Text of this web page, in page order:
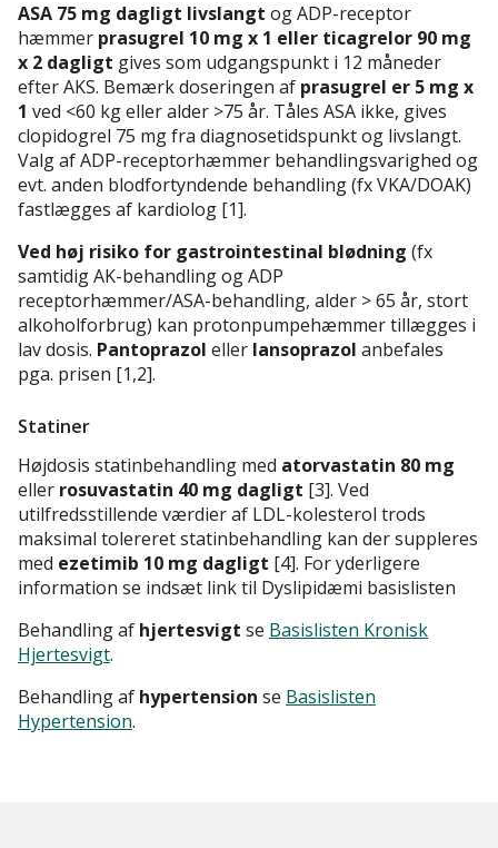
ASA 75 mg dagligt livslangt og ADP-receptor
hæmmer prasugrel 10 mg x 1 eller ticagrelor 90 mg
x 2 dagligt gives som udgangspunkt i 12 måneder
efter AKS. Bemærk doseringen af prasugrel er 5 mg x
1 ved <60 kg eller alder >75 år. Tåles ASA ikke, gives
clopidogrel 75 mg fra diagnosetidspunkt og livslangt.
Valg af ADP-receptorhæmmer behandlingsvarighed og
evt. anden blodfortyndende behandling (fx VKA/DOAK)
fastlægges af kardiolog [1].
Ved høj risiko for gastrointestinal blødning (fx
samtidig AK-behandling og ADP
receptorhæmmer/ASA-behandling, alder > 65 år, stort
alkoholforbrug) kan protonpumpehæmmer tillægges i
lav dosis. Pantoprazol eller lansoprazol anbefales
pga. prisen [1,2].
Statiner
Højdosis statinbehandling med atorvastatin 80 mg
eller rosuvastatin 40 mg dagligt [3]. Ved
utilfredsstillende værdier af LDL-kolesterol trods
maksimal tolereret statinbehandling kan der suppleres
med ezetimib 10 mg dagligt [4]. For yderligere
information se indsæt link til Dyslipidæmi basislisten
Behandling af hjertesvigt se Basislisten Kronisk
Hjertesvigt.
Behandling af hypertension se Basislisten
Hypertension.